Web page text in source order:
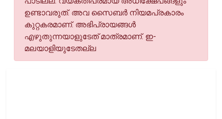
ഉണ്ടാവരുത്. അവ സൈബര്‍ നിയമപ്രകാരം
കുറ്റകരമാണ്. അഭിപ്രായങ്ങള്‍
എഴുതുന്നയാളുടേത് മാത്രമാണ്. ഇ-
മലയാളിയുടേതല്ല